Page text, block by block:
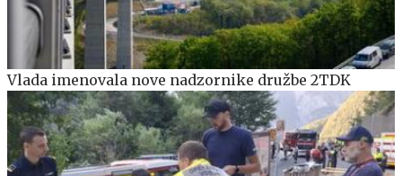
Vlada imenovala nove nadzornike družbe 2TDK